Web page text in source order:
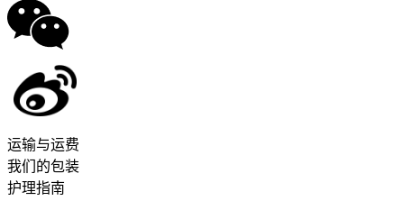
运输与运费
我们的包装
护理指南